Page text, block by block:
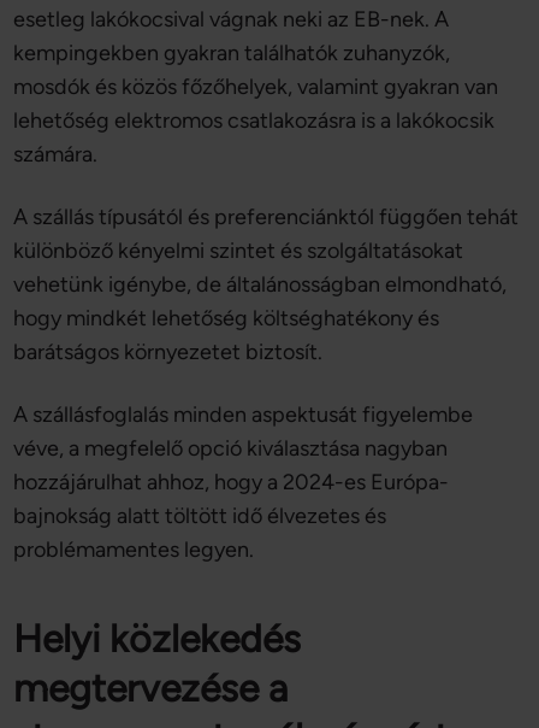
esetleg lakókocsival vágnak neki az EB-nek. A
kempingekben gyakran találhatók zuhanyzók,
mosdók és közös főzőhelyek, valamint gyakran van
lehetőség elektromos csatlakozásra is a lakókocsik
számára.
A szállás típusától és preferenciánktól függően tehát
különböző kényelmi szintet és szolgáltatásokat
vehetünk igénybe, de általánosságban elmondható,
hogy mindkét lehetőség költséghatékony és
barátságos környezetet biztosít.
A szállásfoglalás minden aspektusát figyelembe
véve, a megfelelő opció kiválasztása nagyban
hozzájárulhat ahhoz, hogy a 2024-es Európa-
bajnokság alatt töltött idő élvezetes és
problémamentes legyen.
Helyi közlekedés
megtervezése a